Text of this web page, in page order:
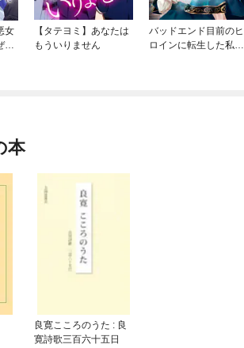
女
か
【タテヨミ】あなたは
もういりません
バッドエンド目前のヒ
ロインに転生した私、
本
良寛こころのうた : 良
寛詩歌三百六十五日